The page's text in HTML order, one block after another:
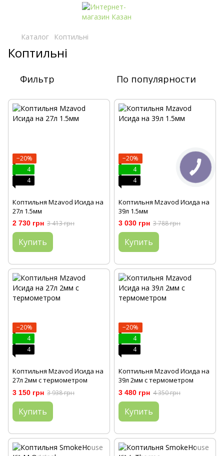
Каталог Коптильні
Коптильні
Фильтр По популярности
−20%
4
4
Коптильня Mzavod Исида на
27л 1.5мм
2 730 грн 3 413 грн
Купить
−20%
4
4
Коптильня Mzavod Исида на
39л 1.5мм
3 030 грн 3 788 грн
Купить
−20%
4
4
Коптильня Mzavod Исида на
27л 2мм с термометром
3 150 грн 3 938 грн
Купить
−20%
4
4
Коптильня Mzavod Исида на
39л 2мм с термометром
3 480 грн 4 350 грн
Купить